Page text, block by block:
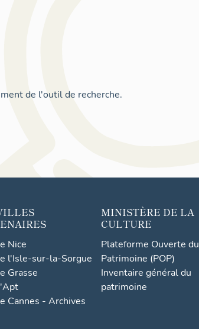
de l'outil de recherche.
Nice
l'Isle-sur-la-Sorgue
Grasse
Cannes - Archives
MINISTÈRE DE LA
CULTURE
Plateforme Ouverte du
Patrimoine (POP)
Inventaire général du
patrimoine